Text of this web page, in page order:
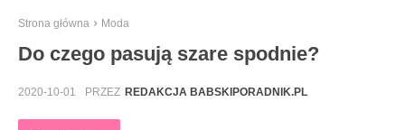
Strona główna Moda
Do czego pasują szare spodnie?
2020-10-01 PRZEZ REDAKCJA BABSKIPORADNIK.PL